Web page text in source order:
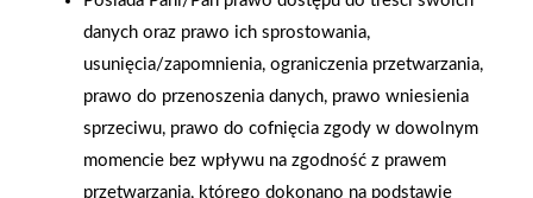
danych oraz prawo ich sprostowania,
usunięcia/zapomnienia, ograniczenia przetwarzania,
prawo do przenoszenia danych, prawo wniesienia
sprzeciwu, prawo do cofnięcia zgody w dowolnym
momencie bez wpływu na zgodność z prawem
przetwarzania, którego dokonano na podstawie